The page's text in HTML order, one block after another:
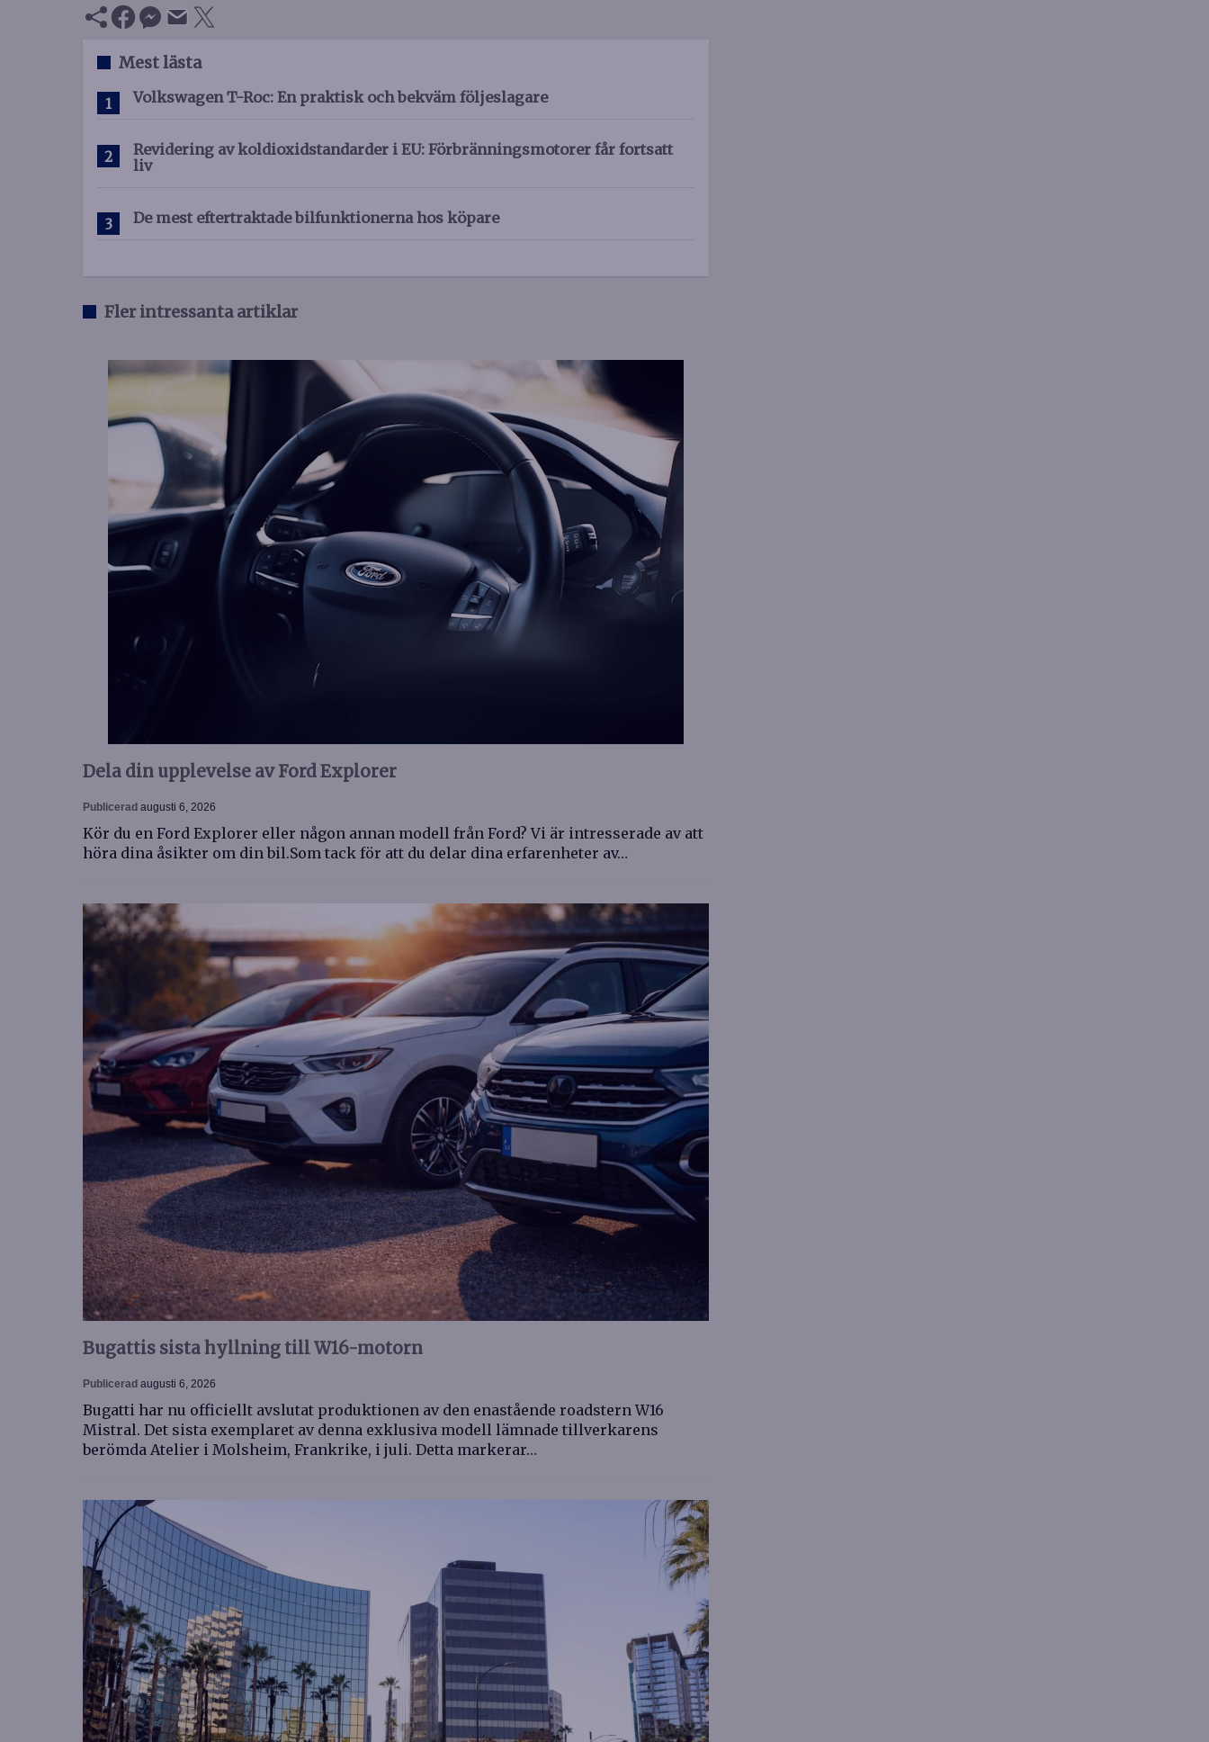
Mest lästa
Volkswagen T-Roc: En praktisk och bekväm följeslagare
Revidering av koldioxidstandarder i EU: Förbränningsmotorer får fortsatt
liv
De mest eftertraktade bilfunktionerna hos köpare
Fler intressanta artiklar
Dela din upplevelse av Ford Explorer
Publicerad augusti 6, 2026
Kör du en Ford Explorer eller någon annan modell från Ford? Vi är intresserade av att
höra dina åsikter om din bil.Som tack för att du delar dina erfarenheter av…
Bugattis sista hyllning till W16-motorn
Publicerad augusti 6, 2026
Bugatti har nu officiellt avslutat produktionen av den enastående roadstern W16
Mistral. Det sista exemplaret av denna exklusiva modell lämnade tillverkarens
berömda Atelier i Molsheim, Frankrike, i juli. Detta markerar…